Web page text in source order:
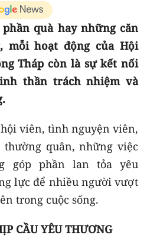
quà hay những căn
mỗi hoạt động của Hội
Tháp còn là sự kết nối
thần trách nhiệm và
viên, tình nguyện viên,
thường quân, những việc
góp phần lan tỏa yêu
lực để nhiều người vượt
trong cuộc sống.
CẦU YÊU THƯƠNG